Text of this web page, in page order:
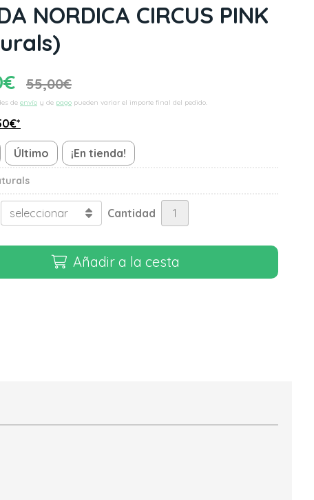
NORDICA CIRCUS PINK
€ 55,00€
de envío y de pago pueden variar el importe final del pedido.
€*
Último ¡En tienda!
Cantidad
Añadir a la cesta